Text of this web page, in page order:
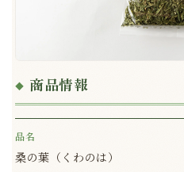
商品情報
品名
桑の葉（くわのは）